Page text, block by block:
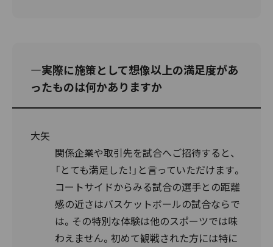
―実際に施策として想像以上の満足度があ
ったものは何かありますか
大矢
関係企業や取引先を試合へご招待すると、
「とても満足した！」と言っていただけます。
コートサイドからみる試合の選手との距離
感の近さはバスケットボールの試合ならで
は。その特別な体験は他のスポーツでは味
わえません。初めて観戦された方には特に